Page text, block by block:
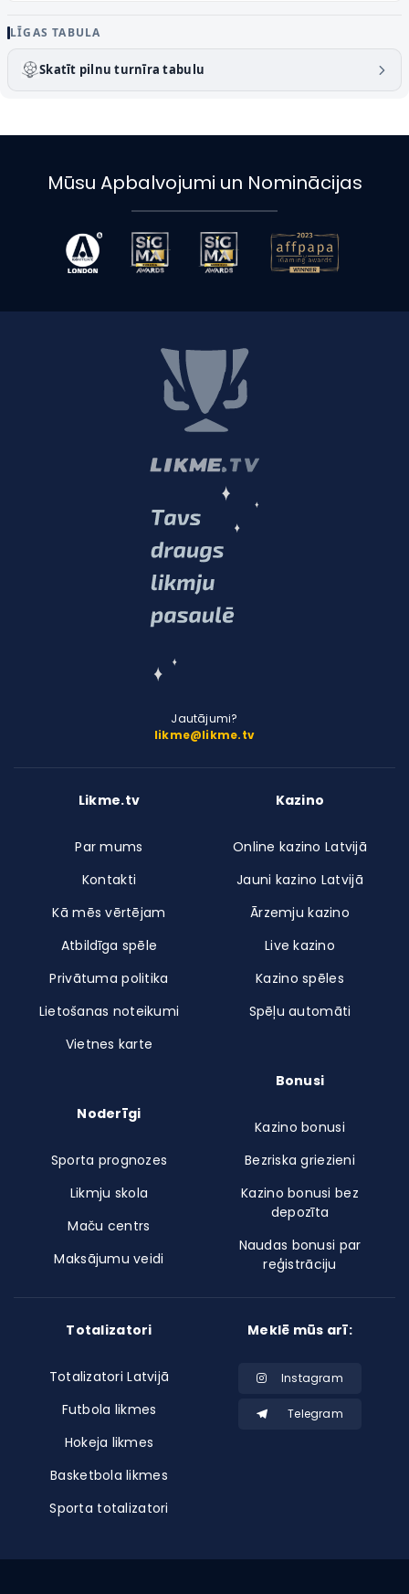
LĪGAS TABULA
Skatīt pilnu turnīra tabulu
Mūsu Apbalvojumi un Nominācijas
Jautājumi?
likme@likme.tv
Likme.tv
Par mums
Kontakti
Kā mēs vērtējam
Atbildīga spēle
Privātuma politika
Lietošanas noteikumi
Vietnes karte
Noderīgi
Sporta prognozes
Likmju skola
Maču centrs
Maksājumu veidi
Kazino
Online kazino Latvijā
Jauni kazino Latvijā
Ārzemju kazino
Live kazino
Kazino spēles
Spēļu automāti
Bonusi
Kazino bonusi
Bezriska griezieni
Kazino bonusi bez
depozīta
Naudas bonusi par
reģistrāciju
Totalizatori
Totalizatori Latvijā
Futbola likmes
Hokeja likmes
Basketbola likmes
Sporta totalizatori
Meklē mūs arī:
Instagram
Telegram